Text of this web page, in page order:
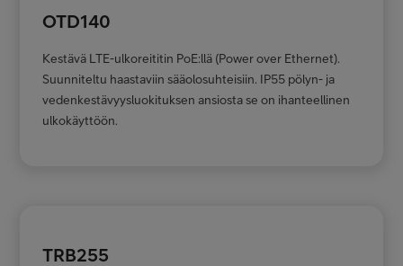
OTD140
Kestävä LTE-ulkoreititin PoE:llä (Power over Ethernet).
Suunniteltu haastaviin sääolosuhteisiin. IP55 pölyn- ja
vedenkestävyysluokituksen ansiosta se on ihanteellinen
ulkokäyttöön.
TRB255